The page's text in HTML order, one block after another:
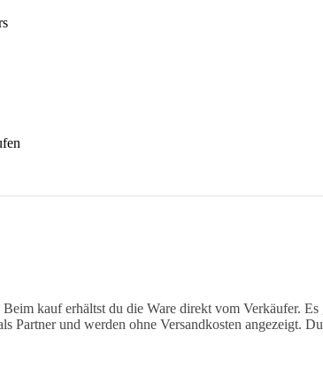
kauf erhältst du die Ware direkt vom Verkäufer. Es
Partner und werden ohne Versandkosten angezeigt.